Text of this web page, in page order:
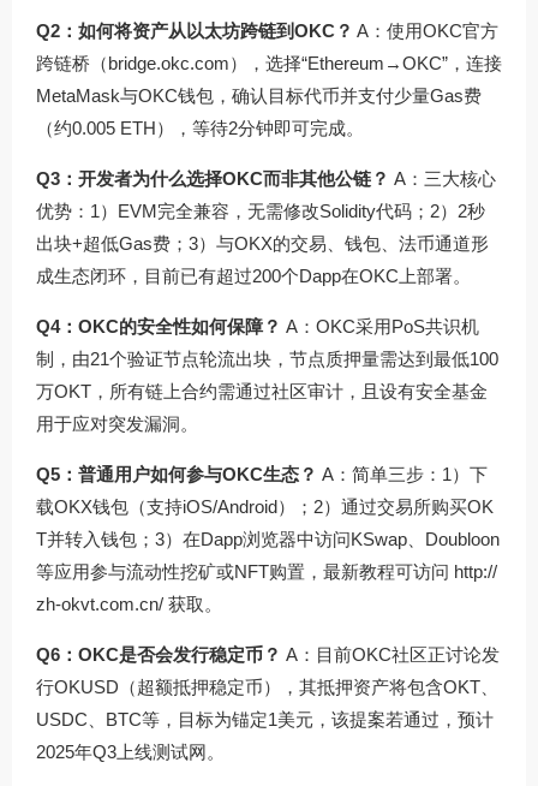
Q2：如何将资产从以太坊跨链到OKC？ A：使用OKC官方
跨链桥（bridge.okc.com），选择“Ethereum→OKC”，连接
MetaMask与OKC钱包，确认目标代币并支付少量Gas费
（约0.005 ETH），等待2分钟即可完成。
Q3：开发者为什么选择OKC而非其他公链？ A：三大核心
优势：1）EVM完全兼容，无需修改Solidity代码；2）2秒
出块+超低Gas费；3）与OKX的交易、钱包、法币通道形
成生态闭环，目前已有超过200个Dapp在OKC上部署。
Q4：OKC的安全性如何保障？ A：OKC采用PoS共识机
制，由21个验证节点轮流出块，节点质押量需达到最低100
万OKT，所有链上合约需通过社区审计，且设有安全基金
用于应对突发漏洞。
Q5：普通用户如何参与OKC生态？ A：简单三步：1）下
载OKX钱包（支持iOS/Android）；2）通过交易所购买OK
T并转入钱包；3）在Dapp浏览器中访问KSwap、Doubloon
等应用参与流动性挖矿或NFT购置，最新教程可访问 http://
zh-okvt.com.cn/ 获取。
Q6：OKC是否会发行稳定币？ A：目前OKC社区正讨论发
行OKUSD（超额抵押稳定币），其抵押资产将包含OKT、
USDC、BTC等，目标为锚定1美元，该提案若通过，预计
2025年Q3上线测试网。